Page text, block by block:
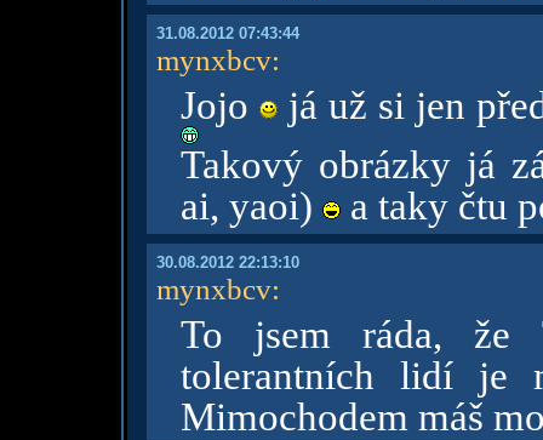
31.08.2012 07:43:44
mynxbcv:
Jojo
já už si jen
Takový obrázky já
ai, yaoi)
a taky čtu
30.08.2012 22:13:10
mynxbcv:
To jsem ráda,
tolerantních lidí je
Mimochodem máš